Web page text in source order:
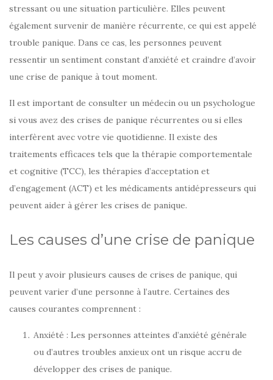
stressant ou une situation particulière. Elles peuvent
également survenir de manière récurrente, ce qui est appelé
trouble panique. Dans ce cas, les personnes peuvent
ressentir un sentiment constant d’anxiété et craindre d’avoir
une crise de panique à tout moment.
Il est important de consulter un médecin ou un psychologue
si vous avez des crises de panique récurrentes ou si elles
interfèrent avec votre vie quotidienne. Il existe des
traitements efficaces tels que la thérapie comportementale
et cognitive (TCC), les thérapies d’acceptation et
d’engagement (ACT) et les médicaments antidépresseurs qui
peuvent aider à gérer les crises de panique.
Les causes d’une crise de panique
Il peut y avoir plusieurs causes de crises de panique, qui
peuvent varier d’une personne à l’autre. Certaines des
causes courantes comprennent :
Anxiété : Les personnes atteintes d’anxiété générale
ou d’autres troubles anxieux ont un risque accru de
développer des crises de panique.